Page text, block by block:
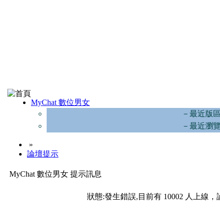
MyChat 數位男女
－最近版
－最近瀏
»
論壇提示
MyChat 數位男女 提示訊息
狀態:發生錯誤,目前有 10002 人上線